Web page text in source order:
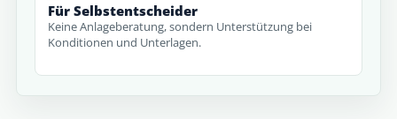
Für Selbstentscheider
Keine Anlageberatung, sondern Unterstützung bei
Konditionen und Unterlagen.